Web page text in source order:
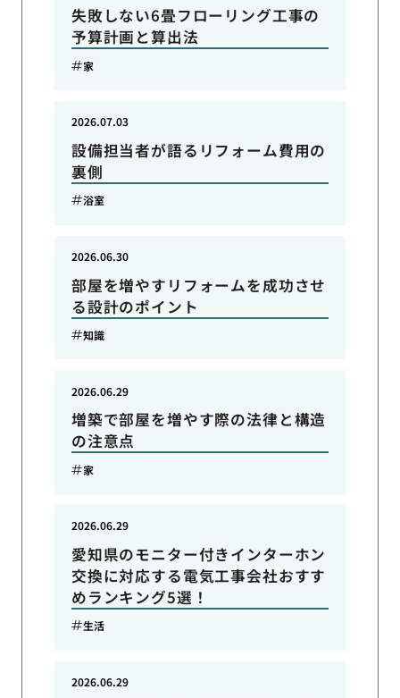
失敗しない6畳フローリング工事の
予算計画と算出法
家
設備担当者が語るリフォーム費用の
裏側
2026.07.03
浴室
部屋を増やすリフォームを成功させ
る設計のポイント
2026.06.30
知識
増築で部屋を増やす際の法律と構造
の注意点
2026.06.29
家
愛知県のモニター付きインターホン
交換に対応する電気工事会社おすす
めランキング5選！
2026.06.29
生活
2026.06.29